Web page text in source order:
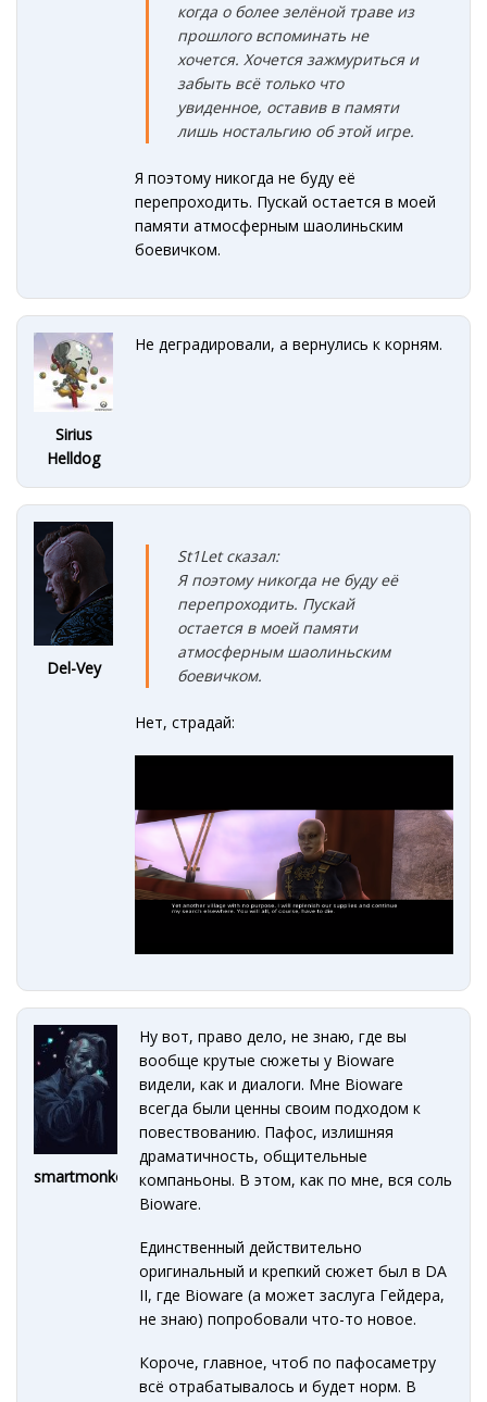
когда о более зелёной траве из
прошлого вспоминать не
хочется. Хочется зажмуриться и
забыть всё только что
увиденное, оставив в памяти
лишь ностальгию об этой игре.
Я поэтому никогда не буду её
перепроходить. Пускай остается в моей
памяти атмосферным шаолиньским
боевичком.
Sirius
Helldog
Не деградировали, а вернулись к корням.
Del-Vey
St1Let сказал:
Я поэтому никогда не буду её
перепроходить. Пускай
остается в моей памяти
атмосферным шаолиньским
боевичком.
Нет, страдай:
smartmonkey
Ну вот, право дело, не знаю, где вы
вообще крутые сюжеты у Bioware
видели, как и диалоги. Мне Bioware
всегда были ценны своим подходом к
повествованию. Пафос, излишняя
драматичность, общительные
компаньоны. В этом, как по мне, вся соль
Bioware.
Единственный действительно
оригинальный и крепкий сюжет был в DA
II, где Bioware (а может заслуга Гейдера,
не знаю) попробовали что-то новое.
Короче, главное, чтоб по пафосаметру
всё отрабатывалось и будет норм. В